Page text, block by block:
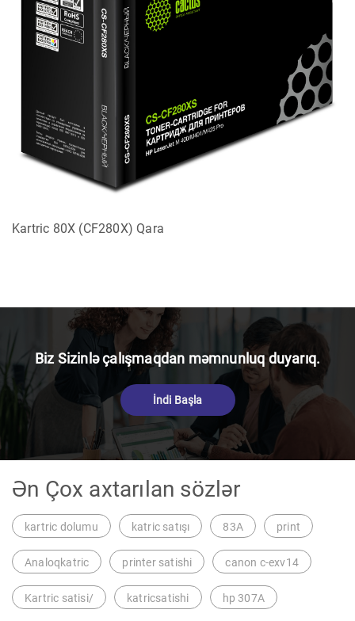
Kartric 80X (CF280X) Qara
Biz Sizinlə çalışmaqdan məmnunluq duyarıq.
İndi Başla
Ən Çox axtarılan sözlər
kartric dolumu katric satışı 83A print
Analoqkatric printer satishi canon c-exv14
Kartric satisi/ katricsatishi hp 307A